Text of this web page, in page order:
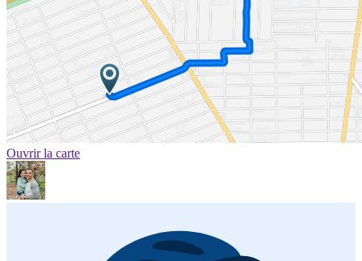
Ouvrir la carte